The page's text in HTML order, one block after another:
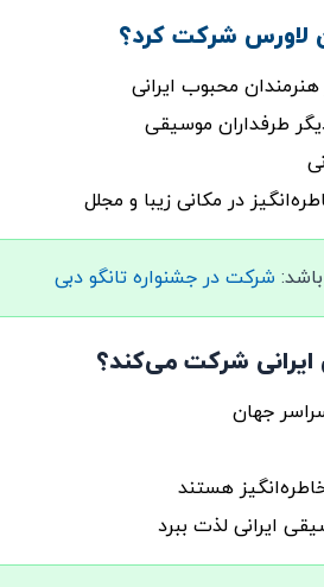
لاورس شرکت کرد؟
محبوب ایرانی
طرفداران موسیقی
در مکانی زیبا و مجلل
شرکت در جشنواره تانگو دبی
شرکت می‌کند؟
جهان
هستند
ایرانی لذت ببرد